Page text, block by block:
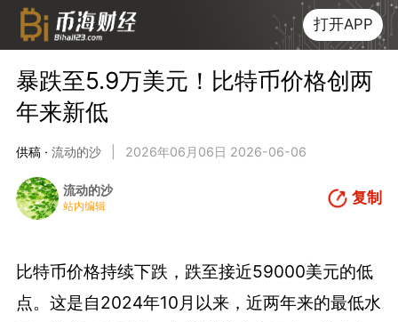
打开APP
暴跌至5.9万美元！比特币价格创两
年来新低
供稿 · 流动的沙 2026年06月06日 2026-06-06
流动的沙
站内编辑 复制
比特币价格持续下跌，跌至接近59000美元的低
点。这是自2024年10月以来，近两年来的最低水